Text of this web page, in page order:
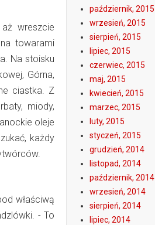
wreszcie
towarami
Na stoisku
Górna,
ciastka. Z
miody,
oleje
każdy
właściwą
- To
październik, 2015
wrzesień, 2015
sierpień, 2015
lipiec, 2015
czerwiec, 2015
maj, 2015
kwiecień, 2015
marzec, 2015
luty, 2015
styczeń, 2015
grudzień, 2014
listopad, 2014
październik, 2014
wrzesień, 2014
sierpień, 2014
lipiec, 2014